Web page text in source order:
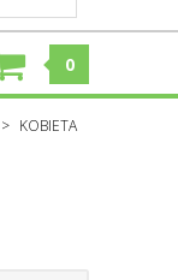
0
KOBIETA